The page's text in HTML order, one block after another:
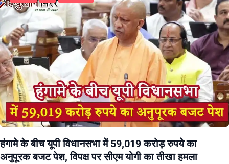
हंगामे के बीच यूपी विधानसभा में 59,019 करोड़ रुपये का
अनुपूरक बजट पेश, विपक्ष पर सीएम योगी का तीखा हमला